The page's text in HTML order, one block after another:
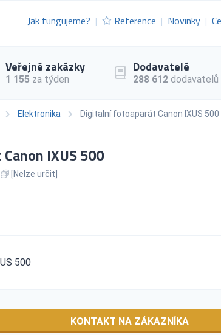
Jak fungujeme? Reference Novinky
Veřejné zakázky
1 155 za týden
Dodavatelé
288 612 dodavatelů
Elektronika Digitalní fotoaparát Canon IXUS 500
IXUS 500
[Nelze určit]
500
KONTAKT NA ZÁKAZNÍKA